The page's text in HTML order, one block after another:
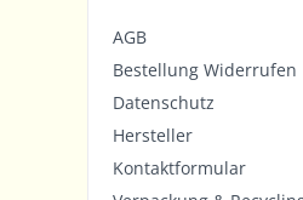
AGB
Bestellung Widerrufen
Datenschutz
Hersteller
Kontaktformular